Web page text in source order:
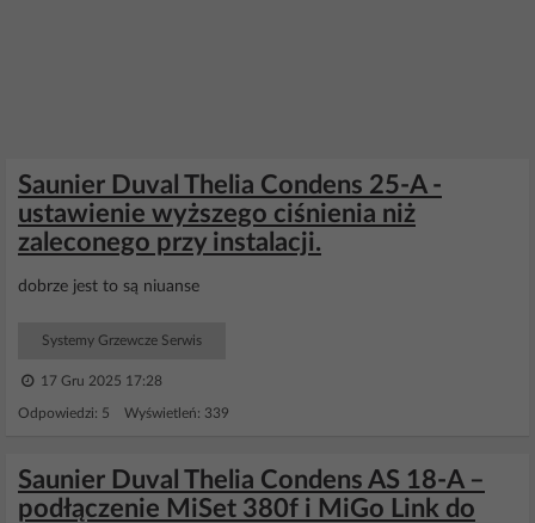
Saunier Duval Thelia Condens 25-A -
ustawienie wyższego ciśnienia niż
zaleconego przy instalacji.
dobrze jest to są niuanse
Systemy Grzewcze Serwis
17 Gru 2025 17:28
Odpowiedzi: 5 Wyświetleń: 339
Saunier Duval Thelia Condens AS 18-A –
podłączenie MiSet 380f i MiGo Link do